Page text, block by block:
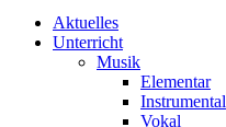
Aktuelles
Unterricht
Musik
Elementar
Instrumental
Vokal